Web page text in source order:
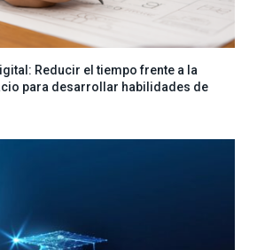
Reducir el tiempo frente a la
para desarrollar habilidades de